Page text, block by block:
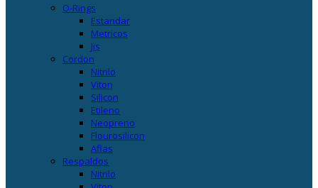
O-Rings
Estandar
Metricos
Jis
Cordon
Nitrilo
Viton
Silicon
Etileno
Neopreno
Flourosilicon
Aflas
Respaldos
Nitrilo